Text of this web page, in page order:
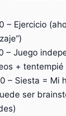
– Ejercicio
– Juego
+ tentempié
– Siesta = Mi
ser